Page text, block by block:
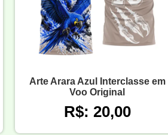
Arte Arara Azul Interclasse em
Voo Original
R$: 20,00